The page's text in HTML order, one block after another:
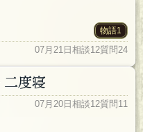
物語1
07月21日 相談12質問24
二度寝
07月20日 相談12質問11